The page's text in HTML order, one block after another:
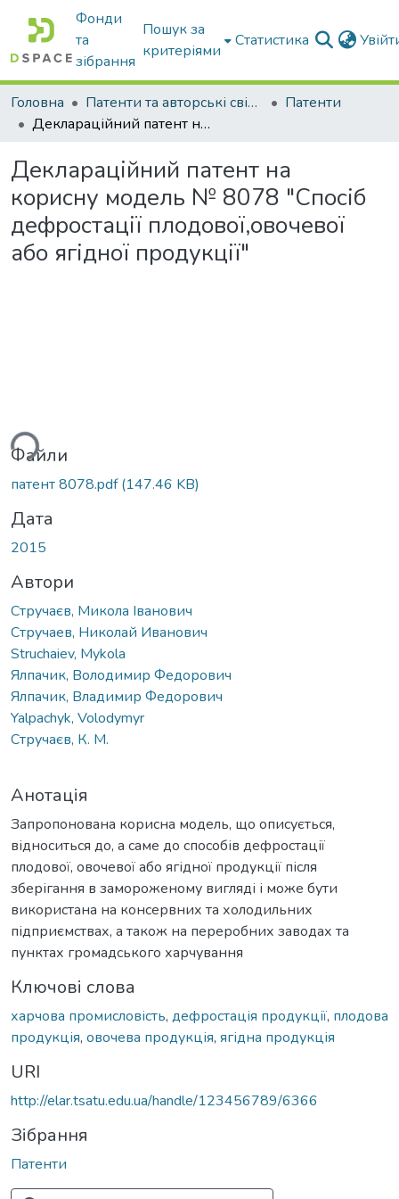
Фонди
та
зібрання
Пошук за
критеріями
Статистика
Головна Патенти та авторські свідоцтва
Патенти
Деклараційний патент на корисну модель № 8078 "Спосіб дефростації плодової,овочевої або ягідної продукції"
Деклараційний патент на
корисну модель № 8078 "Спосіб
дефростації плодової,овочевої
або ягідної продукції"
Файли
патент 8078.pdf(147.46 KB)
Дата
2015
Автори
Стручаєв, Микола Іванович
Стручаев, Николай Иванович
Struchaiev, Mykola
Ялпачик, Володимир Федорович
Ялпачик, Владимир Федорович
Yalpachyk, Volodymyr
Стручаєв, К. М.
Анотація
Запропонована корисна модель, що описується,
відноситься до, а саме до способів дефростації
плодової, овочевої або ягідної продукції після
зберігання в замороженому вигляді і може бути
використана на консервних та холодильних
підприємствах, а також на переробних заводах та
пунктах громадського харчування
Ключові слова
харчова промисловість, дефростація продукції, плодова
продукція, овочева продукція, ягідна продукція
URI
http://elar.tsatu.edu.ua/handle/123456789/6366
Зібрання
Патенти